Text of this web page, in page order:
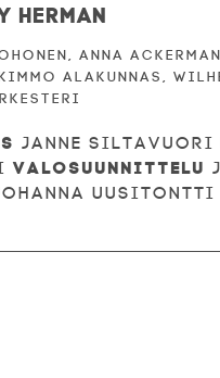
Anna
Alakunnas,
Janne Siltavuori
Valosuunnittelu
Uusitontti